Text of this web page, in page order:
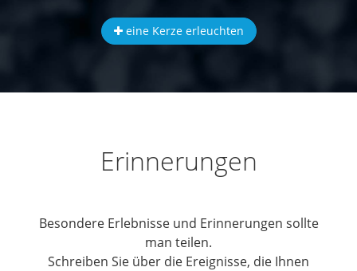
eine Kerze erleuchten
Erinnerungen
Besondere Erlebnisse und Erinnerungen sollte
man teilen.
Schreiben Sie über die Ereignisse, die Ihnen